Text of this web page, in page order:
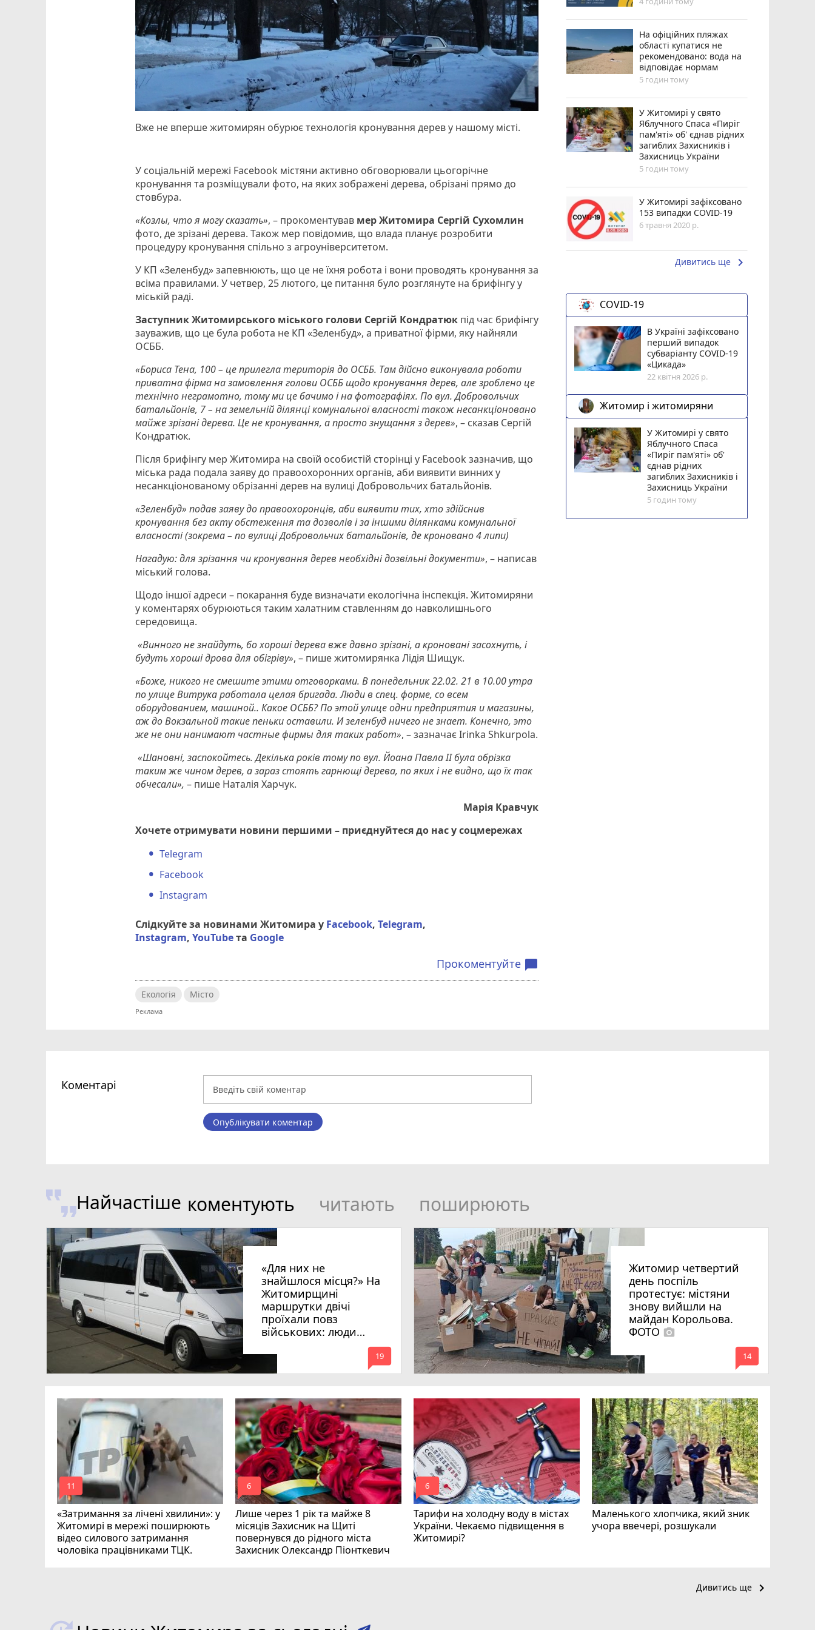
Вже не вперше житомирян обурює технологія кронування дерев у нашому місті.
У соціальній мережі Facebook містяни активно обговорювали цьогорічне
кронування та розміщували фото, на яких зображені дерева, обрізані прямо до
стовбура.
«Козлы, что я могу сказать», – прокоментував мер Житомира Сергій Сухомлин
фото, де зрізані дерева. Також мер повідомив, що влада планує розробити
процедуру кронування спільно з агроуніверситетом.
У КП «Зеленбуд» запевнюють, що це не їхня робота і вони проводять кронування за
всіма правилами. У четвер, 25 лютого, це питання було розглянуте на брифінгу у
міській раді.
Заступник Житомирського міського голови Сергій Кондратюк під час брифінгу
зауважив, що це була робота не КП «Зеленбуд», а приватної фірми, яку найняли
ОСББ.
«Бориса Тена, 100 – це прилегла територія до ОСББ. Там дійсно виконувала роботи
приватна фірма на замовлення голови ОСББ щодо кронування дерев, але зроблено це
технічно неграмотно, тому ми це бачимо і на фотографіях. По вул. Добровольчих
батальйонів, 7 – на земельній ділянці комунальної власності також несанкціоновано
майже зрізані дерева. Це не кронування, а просто знущання з дерев», – сказав Сергій
Кондратюк.
Після брифінгу мер Житомира на своїй особистій сторінці у Facebook зазначив, що
міська рада подала заяву до правоохоронних органів, аби виявити винних у
несанкціонованому обрізанні дерев на вулиці Добровольчих батальйонів.
«Зеленбуд» подав заяву до правоохоронців, аби виявити тих, хто здійснив
кронування без акту обстеження та дозволів і за іншими ділянками комунальної
власності (зокрема – по вулиці Добровольчих батальйонів, де кроновано 4 липи)
Нагадую: для зрізання чи кронування дерев необхідні дозвільні документи», – написав
міський голова.
Щодо іншої адреси – покарання буде визначати екологічна інспекція. Житомиряни
у коментарях обурюються таким халатним ставленням до навколишнього
середовища.
«Винного не знайдуть, бо хороші дерева вже давно зрізані, а кроновані засохнуть, і
будуть хороші дрова для обігріву», – пише житомирянка Лідія Шищук.
«Боже, никого не смешите этими отговорками. В понедельник 22.02. 21 в 10.00 утра
по улице Витрука работала целая бригада. Люди в спец. форме, со всем
оборудованием, машиной.. Какое ОСББ? По этой улице одни предприятия и магазины,
аж до Вокзальной такие пеньки оставили. И зеленбуд ничего не знает. Конечно, это
же не они нанимают частные фирмы для таких работ», – зазначає Irinka Shkurpola.
«Шановні, заспокойтесь. Декілька років тому по вул. Йоана Павла ІІ була обрізка
таким же чином дерев, а зараз стоять гарнющі дерева, по яких і не видно, що їх так
обчесали», – пише Наталія Харчук.
Марія Кравчук
Хочете отримувати новини першими – приєднуйтеся до нас у соцмережах
Telegram
Facebook
Instagram
Слідкуйте за новинами Житомира у Facebook,Telegram,
Instagram,YouTubeта Google
Прокоментуйте chat_bubble
Екологія Місто
На офіційних пляжах
області купатися не
рекомендовано: вода на
відповідає нормам
5 годин тому
У Житомирі у свято
Яблучного Спаса «Пиріг
пам'яті» об' єднав рідних
загиблих Захисників і
Захисниць України
5 годин тому
У Житомирі зафіксовано
153 випадки COVID-19
6 травня 2020 р.
Дивитись ще keyboard_arrow_right
COVID-19
В Україні зафіксовано
перший випадок
субваріанту COVID-19
«Цикада»
22 квітня 2026 р.
Житомир і житомиряни
У Житомирі у свято
Яблучного Спаса
«Пиріг пам'яті» об'
єднав рідних
загиблих Захисників і
Захисниць України
5 годин тому
Коментарі
Опублікувати коментар
Найчастіше коментують читають поширюють
«Для них не
знайшлося місця?» На
Житомирщині
маршрутки двічі
проїхали повз
військових: люди
вимагають покарати
винних
mode_comment
19
Житомир четвертий
день поспіль
протестує: містяни
знову вийшли на
майдан Корольова.
ФОТО photo_camera
mode_comment
14
«Затримання за лічені хвилини»: у
Житомирі в мережі поширюють
відео силового затримання
чоловіка працівниками ТЦК.
mode_comment
11
Лише через 1 рік та майже 8
місяців Захисник на Щиті
повернувся до рідного міста
Захисник Олександр Піонткевич
mode_comment
6
Тарифи на холодну воду в містах
України. Чекаємо підвищення в
Житомирі?
mode_comment
6
Маленького хлопчика, який зник
учора ввечері, розшукали
Дивитись ще keyboard_arrow_right